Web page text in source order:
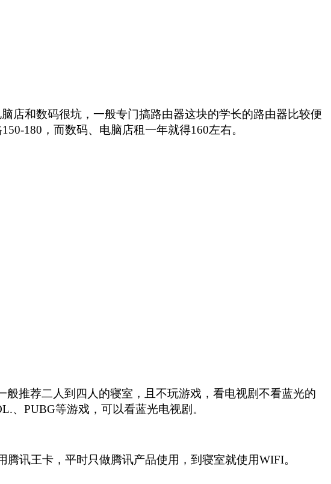
店和数码很坑，一般专门搞路由器这块的学长的路由器比较便
180，而数码、电脑店租一年就得160左右。
推荐二人到四人的寝室，且不玩游戏，看电视剧不看蓝光的
、PUBG等游戏，可以看蓝光电视剧。
讯王卡，平时只做腾讯产品使用，到寝室就使用WIFI。